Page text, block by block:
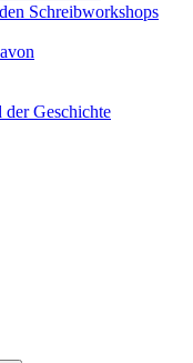
Schreibworkshops
der Geschichte